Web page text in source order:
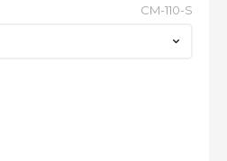
CM-110-S